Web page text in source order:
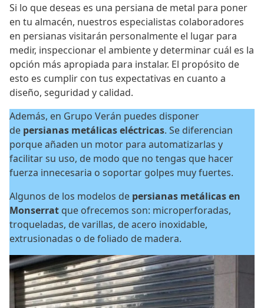
Si lo que deseas es una persiana de metal para poner
en tu almacén, nuestros especialistas colaboradores
en persianas visitarán personalmente el lugar para
medir, inspeccionar el ambiente y determinar cuál es la
opción más apropiada para instalar. El propósito de
esto es cumplir con tus expectativas en cuanto a
diseño, seguridad y calidad.
Además, en Grupo Verán puedes disponer
de persianas metálicas eléctricas. Se diferencian
porque añaden un motor para automatizarlas y
facilitar su uso, de modo que no tengas que hacer
fuerza innecesaria o soportar golpes muy fuertes.
Algunos de los modelos de persianas metálicas en
Monserrat que ofrecemos son: microperforadas,
troqueladas, de varillas, de acero inoxidable,
extrusionadas o de foliado de madera.